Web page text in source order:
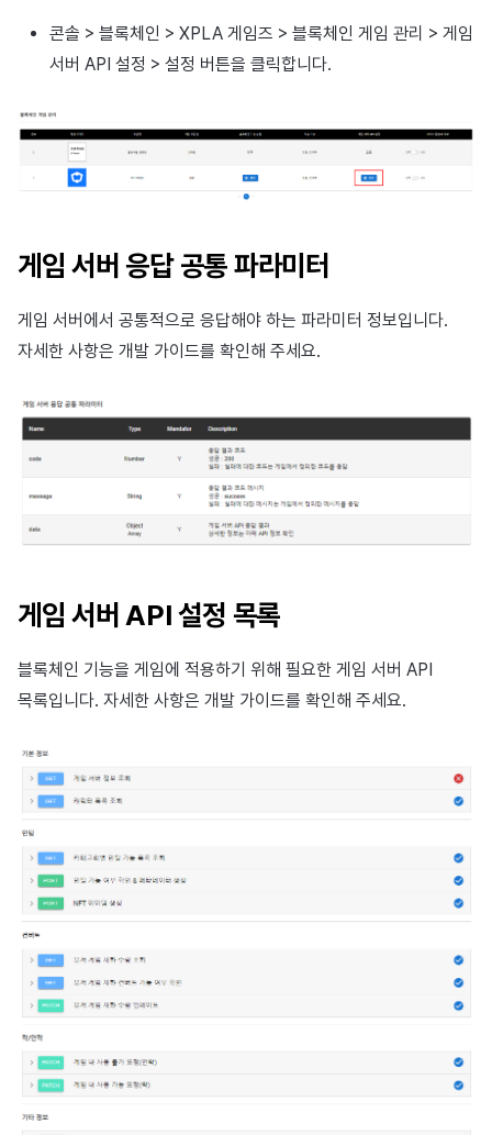
콘솔 > 블록체인 > XPLA 게임즈 > 블록체인 게임 관리 > 게임
서버 API 설정 > 설정 버튼을 클릭합니다.
게임 서버 응답 공통 파라미터
게임 서버에서 공통적으로 응답해야 하는 파라미터 정보입니다.
자세한 사항은 개발 가이드를 확인해 주세요.
게임 서버 API 설정 목록
블록체인 기능을 게임에 적용하기 위해 필요한 게임 서버 API
목록입니다. 자세한 사항은 개발 가이드를 확인해 주세요.